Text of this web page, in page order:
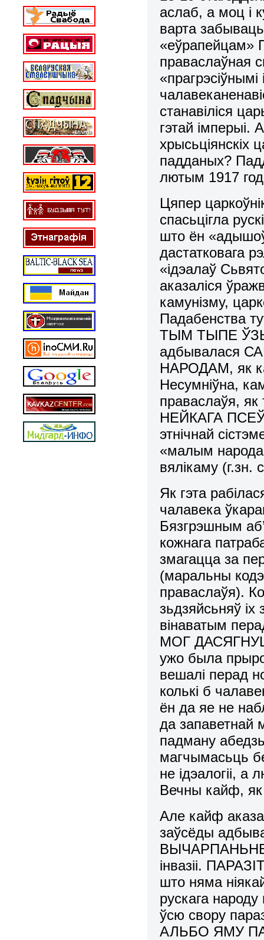
аслаб, а моц і
варта
«еўрапейцам»
праваслаўная
станавіліся
гэтай
хрысьціянскіх
падданых?
лютым 1917
Цяпер
спасьцігла
што ён
дастатковага
«ідэалаў
аказаліся
камунізму,
Падабенства
ТЫМ ТЫПЕ
адбывалася
НАРОДАМ, як
Несумніўна,
праваслаўя,
НЕЙКАГА
этнічнай
«малым
вялікаму (г.зн.
Як гэта
чалавека
Бязгрэшным
кожнага
змагацца за
(маральны
праваслаўя).
зьдзяйсьняў
вінаватым
МОГ
ужо была
вешалі перад
колькі б
ён да яе не
да запаветнай
падману
магчымасьць
не ідэалогіі, а
Вечны кайф, як
Але кайф
заўсёды
ВЫЧАРПАНЬНЕ
інвазіі.
што няма
рускага
ўсю свору
АЛЬБО ЯМУ